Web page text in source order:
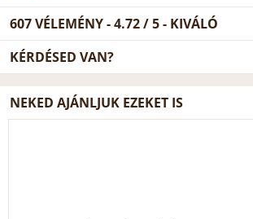
607VÉLEMÉNY -4.72/5- KIVÁLÓ
KÉRDÉSED VAN?
NEKED AJÁNLJUK EZEKET IS